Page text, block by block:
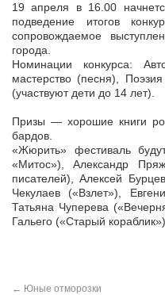
19 апреля в 16.00
подведение итогов
сопровождаемое
города.
Номинации конкурса:
мастерство (песня),
(участвуют дети до 14 лет).
Призы — хорошие книги
бардов.
«Жюрить» фестиваль
«Митос»), Александр
писателей), Алексей
Чекулаев («Взлет»),
Татьяна Чуперева
Гальего («Старый
← Юные отморозки